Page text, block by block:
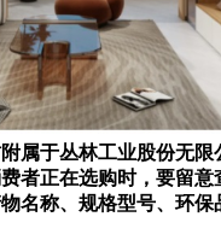
属于丛林工业股份无
者正在选购时，要留
名称、规格型号、环